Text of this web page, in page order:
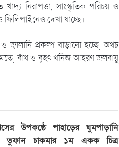
নিরাপত্তা, সাংস্কৃতিক পরিচয় ও
দেখা যাচ্ছে।
প্রকল্প বাড়ানো হচ্ছে, অথচ
মতে, বাঁধ ও বৃহৎ খনিজ আহরণ জলবায়ু
উপকণ্ঠে পাহাড়ের ঘুমপাড়ানি
তুফান চাকমার ১ম একক চিত্র